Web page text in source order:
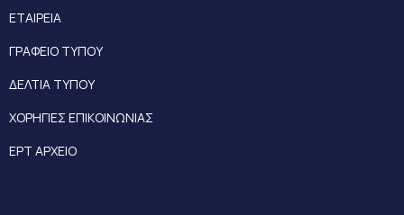
ΕΤΑΙΡΕΙΑ
ΓΡΑΦΕΙΟ ΤΥΠΟΥ
ΔΕΛΤΙΑ ΤΥΠΟΥ
ΧΟΡΗΓΙΕΣ ΕΠΙΚΟΙΝΩΝΙΑΣ
ΕΡΤ ΑΡΧΕΙΟ